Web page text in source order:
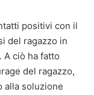
positivi con il
del ragazzo in
A ciò ha fatto
del ragazzo,
alla soluzione